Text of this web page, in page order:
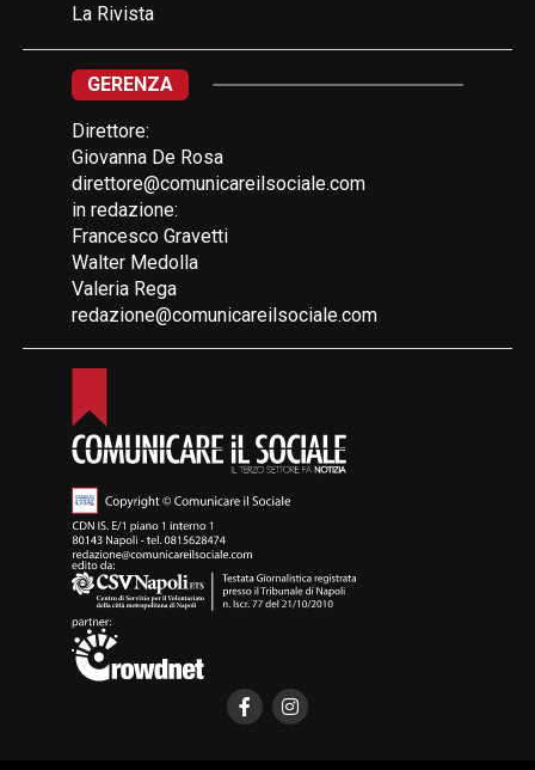
La Rivista
GERENZA
Direttore:
Giovanna De Rosa
direttore@comunicareilsociale.com
in redazione:
Francesco Gravetti
Walter Medolla
Valeria Rega
redazione@comunicareilsociale.com